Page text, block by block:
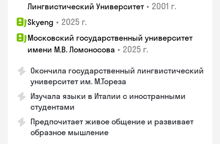
Лингвистический Университет • 2001 г.
Skyeng • 2025 г.
Московский государственный университет
имени М.В. Ломоносова • 2025 г.
Окончила государственный лингвистический
университет им. М.Тореза
Изучала языки в Италии с иностранными
студентами
Предпочитает живое общение и развивает
образное мышление